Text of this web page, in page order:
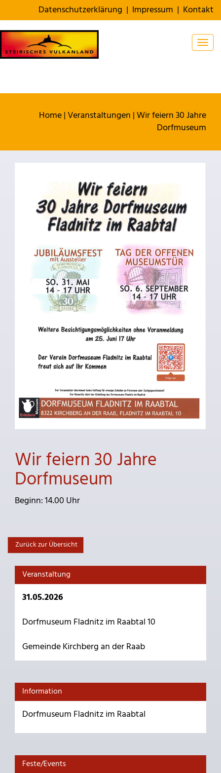
Datenschutzerklärung | Impressum | Kontakt
Home|Veranstaltungen |Wir feiern 30 Jahre
Dorfmuseum
Wir feiern 30 Jahre
Dorfmuseum
Beginn: 14.00 Uhr
Zurück zur Übersicht
Veranstaltung
31.05.2026
Dorfmuseum Fladnitz im Raabtal 10
Gemeinde Kirchberg an der Raab
Information
Dorfmuseum Fladnitz im Raabtal
Feste/Events